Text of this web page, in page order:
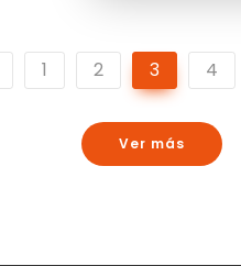
1 2 3 4
Ver más